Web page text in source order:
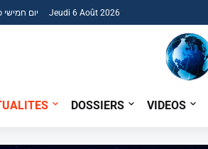
יום חמישי כ״ג אב תשפ"ו Jeudi 6 Août 2026
DOSSIERS VIDEOS